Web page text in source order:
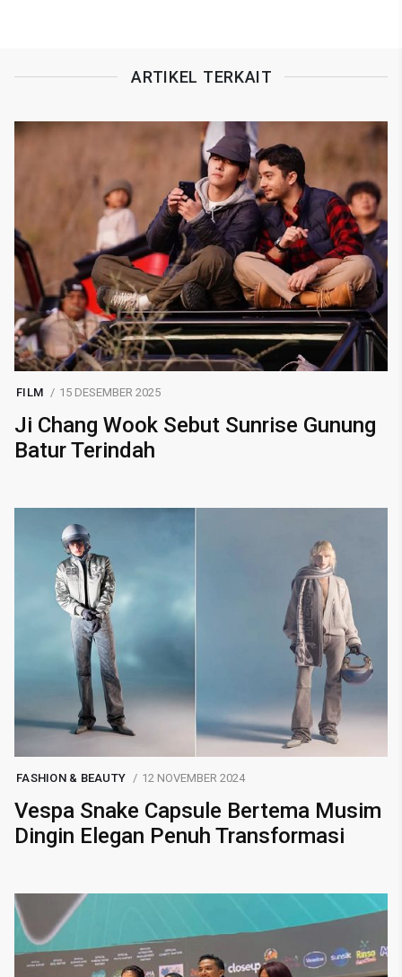
ARTIKEL TERKAIT
FILM 15 DESEMBER 2025
Ji Chang Wook Sebut Sunrise Gunung
Batur Terindah
FASHION & BEAUTY 12 NOVEMBER 2024
Vespa Snake Capsule Bertema Musim
Dingin Elegan Penuh Transformasi